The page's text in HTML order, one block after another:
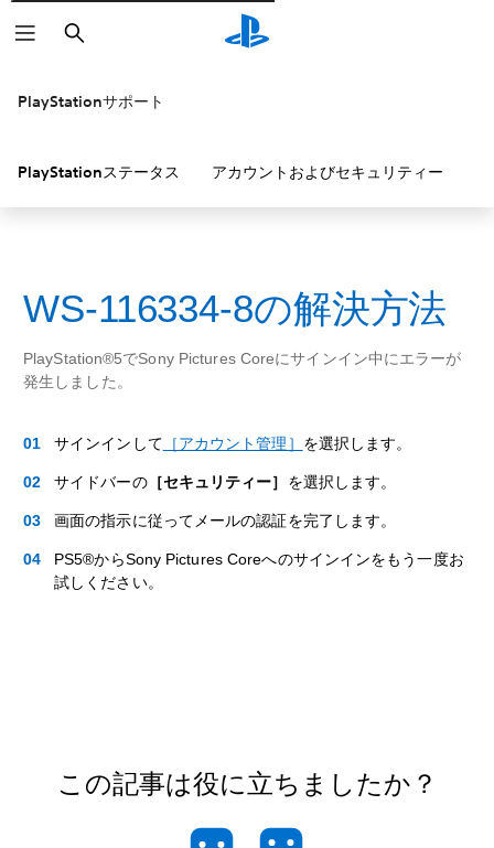
検
索
PlayStationサポート
PlayStationステータス アカウントおよびセキュリティー
WS-116334-8の解決方法
PlayStation®5でSony Pictures Coreにサインイン中にエラーが
発生しました。
サインインして ［アカウント管理］ を選択します。
サイドバーの［セキュリティー］ を選択します。
画面の指示に従ってメールの認証を完了します。
PS5®からSony Pictures Coreへのサインインをもう一度お
試しください。
この記事は役に立ちましたか？